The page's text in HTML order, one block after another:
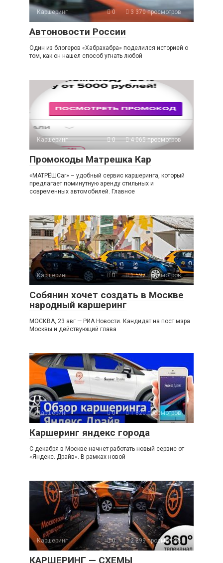
Каршеринг 0 3 370 просмотров
Автоновости России
Один из блогеров «Хабрахабра» поделился историей о
том, как он нашел способ угнать любой
Каршеринг 0 4 065 просмотров
Промокоды Матрешка Кар
«МАТРЁШCar» – удобный сервис каршеринга, который
предлагает поминутную аренду стильных и
современных автомобилей. Главное
Каршеринг 0 1 597 просмотров
Собянин хочет создать в Москве
народный каршеринг
МОСКВА, 23 авг — РИА Новости. Кандидат на пост мэра
Москвы и действующий глава
Каршеринг 0 1 820 просмотров
Каршеринг яндекс города
С декабря в Москве начнет работать новый сервис от
«Яндекс. Драйв». В рамках новой
Каршеринг 0 2 299 просмотров
КАРШЕРИНГ — СХЕМЫ